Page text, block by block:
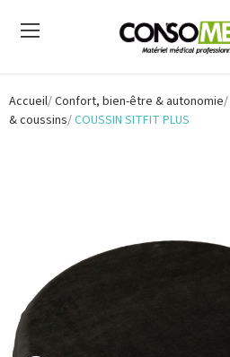
Accueil Confort, bien-être & autonomie
& coussins COUSSIN SITFIT PLUS